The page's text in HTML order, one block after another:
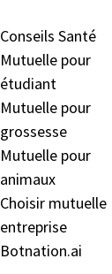
Conseils Santé
Mutuelle pour
étudiant
Mutuelle pour
grossesse
Mutuelle pour
animaux
Choisir mutuelle
entreprise
Botnation.ai